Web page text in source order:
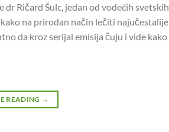
Ričard Šulc, jedan od vodećih
na prirodan način lečiti
da kroz serijal emisija čuju i vide
READING →